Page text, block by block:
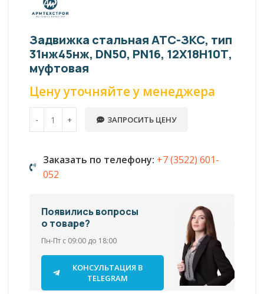
Задвижка стальная АТС-ЗКС, тип
31нж45нж, DN50, PN16, 12Х18Н10Т,
муфтовая
Цену уточняйте у менеджера
ЗАПРОСИТЬ ЦЕНУ
Заказать по телефону: +7 (3522) 601-
052
Появились вопросы
о товаре?
Пн-Пт с 09:00 до 18:00
КОНСУЛЬТАЦИЯ В
TELEGRAM